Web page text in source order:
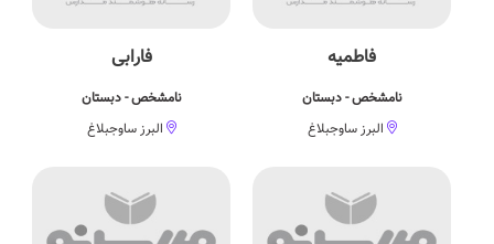
فاطمیه
نامشخص - دبستان
البرز ساوجبلاغ
فارابی
نامشخص - دبستان
البرز ساوجبلاغ